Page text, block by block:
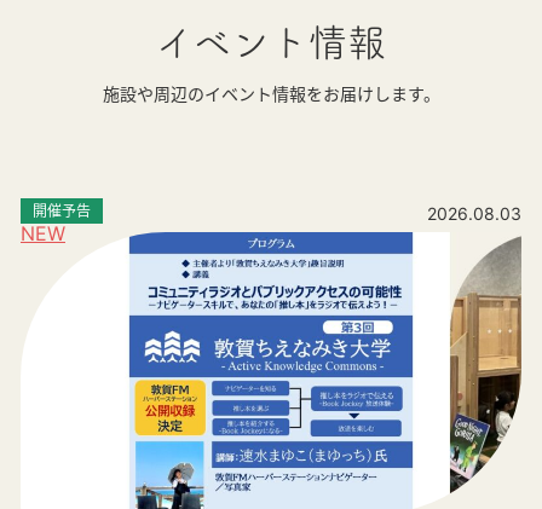
イベント情報
施設や周辺のイベント情報をお届けします。
NEW
開催予告 2026.08.03